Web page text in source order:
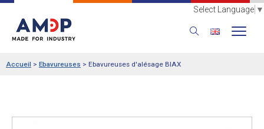
Select Language ▼
Accueil > Ebavureuses > Ebavureuses d'alésage BIAX